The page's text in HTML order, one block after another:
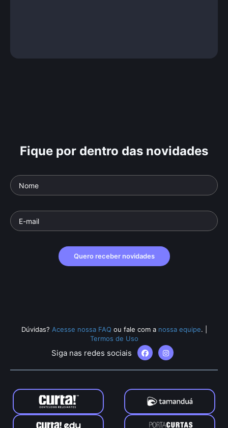
Fique por dentro das novidades
Quero receber novidades
Dúvidas? Acesse nossa FAQ ou fale com a nossa equipe.
Termos de Uso
Siga nas redes sociais